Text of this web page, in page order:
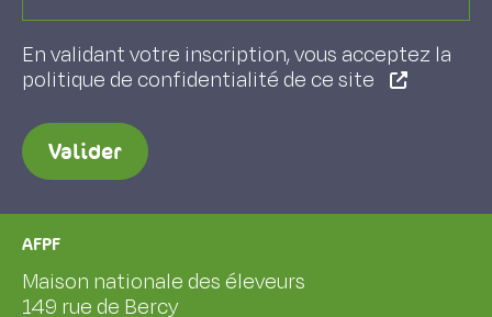
En validant votre inscription, vous acceptez la
politique de confidentialité de ce site
Valider
AFPF
Maison nationale des éleveurs
149 rue de Bercy